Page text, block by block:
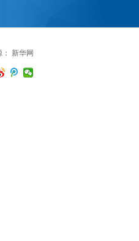
： 新华网